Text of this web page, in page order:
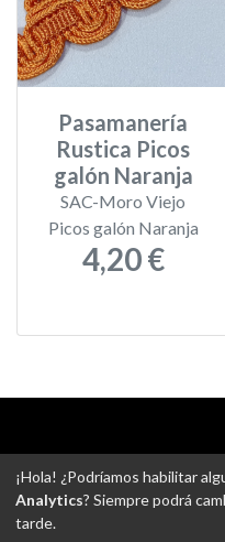
Pasamanería
Rustica Picos
galón Naranja
SAC-Moro Viejo
Picos galón Naranja
4,20 €
-Gastos de envío-Uso
¡Hola! ¿Podríamos habilitar
Analytics? Siempre podrá
tarde.